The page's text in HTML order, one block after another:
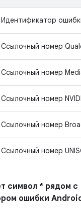
Идентификатор
Ссылочный номер
Ссылочный номер
Ссылочный номер
Ссылочный номер
Ссылочный номер
символ * рядом с
ошибки